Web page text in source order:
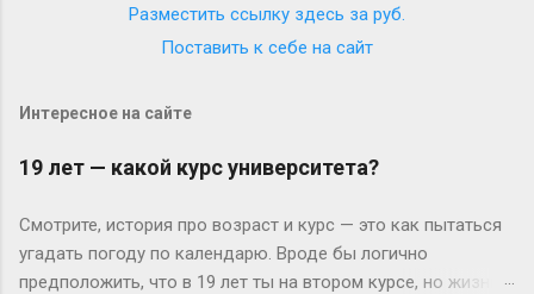
Разместить ссылку здесь за руб.
Поставить к себе на сайт
Интересное на сайте
19 лет — какой курс университета?
Смотрите, история про возраст и курс — это как пытаться
угадать погоду по календарю. Вроде бы логично
предположить, что в 19 лет ты на втором курсе, но жизнь-